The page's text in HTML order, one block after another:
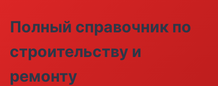
Полный справочник по
строительству и
ремонту